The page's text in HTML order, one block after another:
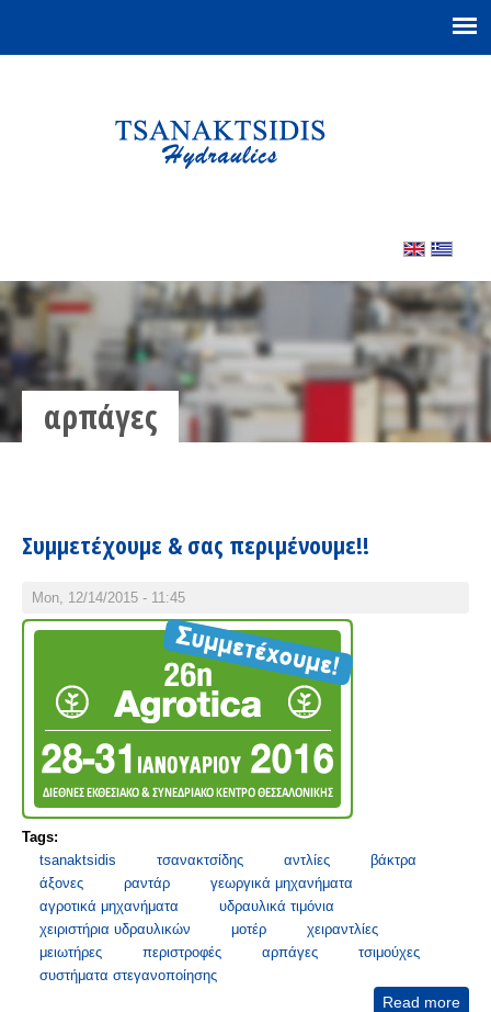
αρπάγες
Συμμετέχουμε & σας περιμένουμε!!
Mon, 12/14/2015 - 11:45
Tags:
tsanaktsidis
τσανακτσίδης αντλίες
βάκτρα
άξονες
ραντάρ
γεωργικά μηχανήματα
αγροτικά μηχανήματα
υδραυλικά τιμόνια
χειριστήρια υδραυλικών
μοτέρ
χειραντλίες
μειωτήρες
περιστροφές αρπάγες
τσιμούχες
συστήματα στεγανοποίησης
Read more